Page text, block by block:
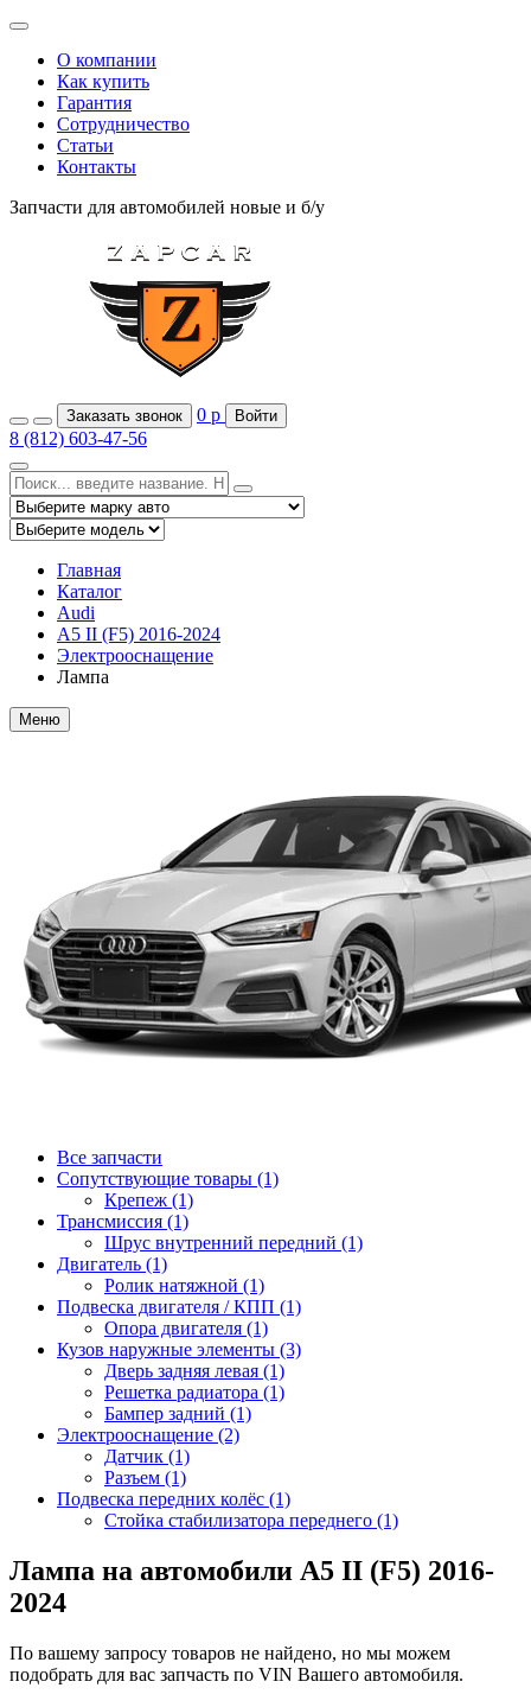
О компании
Как купить
Гарантия
Сотрудничество
Статьи
Контакты
Запчасти для автомобилей новые и б/у
Заказать звонок 0 р Войти
8 (812) 603-47-56
Главная
Каталог
Audi
A5 II (F5) 2016-2024
Электрооснащение
Лампа
Меню
Все запчасти
Сопутствующие товары (1)
Крепеж (1)
Трансмиссия (1)
Шрус внутренний передний (1)
Двигатель (1)
Ролик натяжной (1)
Подвеска двигателя / КПП (1)
Опора двигателя (1)
Кузов наружные элементы (3)
Дверь задняя левая (1)
Решетка радиатора (1)
Бампер задний (1)
Электрооснащение (2)
Датчик (1)
Разъем (1)
Подвеска передних колёс (1)
Стойка стабилизатора переднего (1)
Лампа на автомобили A5 II (F5) 2016-
2024
По вашему запросу товаров не найдено, но мы можем
подобрать для вас запчасть по VIN Вашего автомобиля.